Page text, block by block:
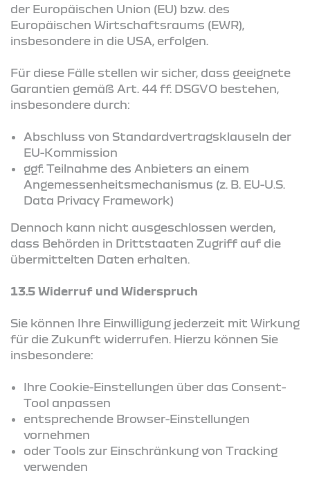
der Europäischen Union (EU) bzw. des
Europäischen Wirtschaftsraums (EWR),
insbesondere in die USA, erfolgen.
Für diese Fälle stellen wir sicher, dass geeignete
Garantien gemäß Art. 44 ff. DSGVO bestehen,
insbesondere durch:
Abschluss von Standardvertragsklauseln der
EU-Kommission
ggf. Teilnahme des Anbieters an einem
Angemessenheitsmechanismus (z. B. EU-U.S.
Data Privacy Framework)
Dennoch kann nicht ausgeschlossen werden,
dass Behörden in Drittstaaten Zugriff auf die
übermittelten Daten erhalten.
13.5 Widerruf und Widerspruch
Sie können Ihre Einwilligung jederzeit mit Wirkung
für die Zukunft widerrufen. Hierzu können Sie
insbesondere:
Ihre Cookie-Einstellungen über das Consent-
Tool anpassen
entsprechende Browser-Einstellungen
vornehmen
oder Tools zur Einschränkung von Tracking
verwenden